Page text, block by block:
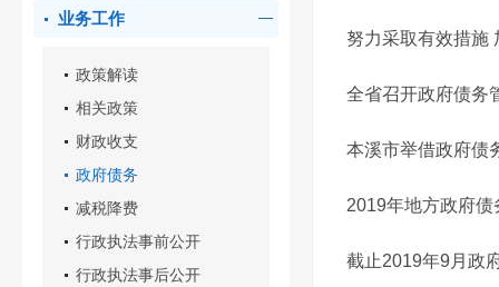
业务工作
政策解读
相关政策
财政收支
政府债务
减税降费
行政执法事前公开
行政执法事后公开
努力采取有效措施
全省召开政府债务
本溪市举借政府债
2019年地方政府债
截止2019年9月政